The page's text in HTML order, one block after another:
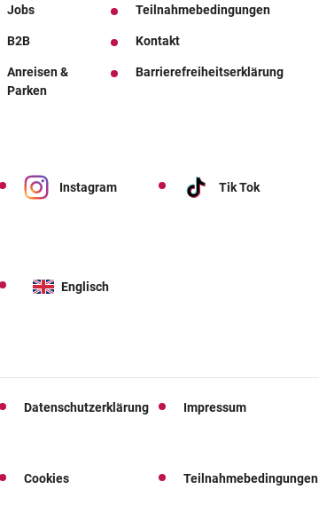
Jobs Teilnahmebedingungen
B2B Kontakt
Anreisen &
Parken
Barrierefreiheitserklärung
Instagram Tik Tok
Englisch
Datenschutzerklärung Impressum
Cookies Teilnahmebedingungen